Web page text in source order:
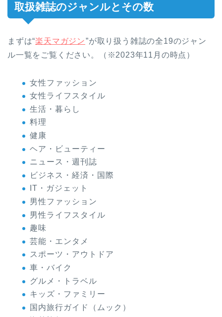
取扱雑誌のジャンルとその数
まずは“楽天マガジン”が取り扱う雑誌の全19のジャン
ル一覧をご覧ください。（※2023年11月の時点）
女性ファッション
女性ライフスタイル
生活・暮らし
料理
健康
ヘア・ビューティー
ニュース・週刊誌
ビジネス・経済・国際
IT・ガジェット
男性ファッション
男性ライフスタイル
趣味
芸能・エンタメ
スポーツ・アウトドア
車・バイク
グルメ・トラベル
キッズ・ファミリー
国内旅行ガイド（ムック）